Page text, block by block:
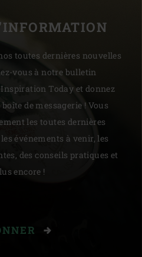
toutes dernières nouvelles
vous à notre bulletin
Today et donnez
de messagerie ! Vous
les toutes dernières
événements à venir, les
des conseils pratiques et
encore !